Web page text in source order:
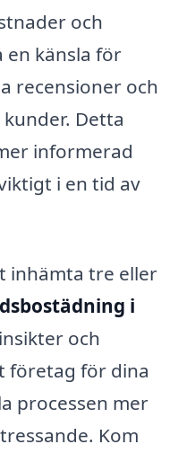
och
en känsla för
recensioner och
Detta
informerad
i en tid av
in­hämta tre eller
i
och
företag för dina
processen mer
Kom